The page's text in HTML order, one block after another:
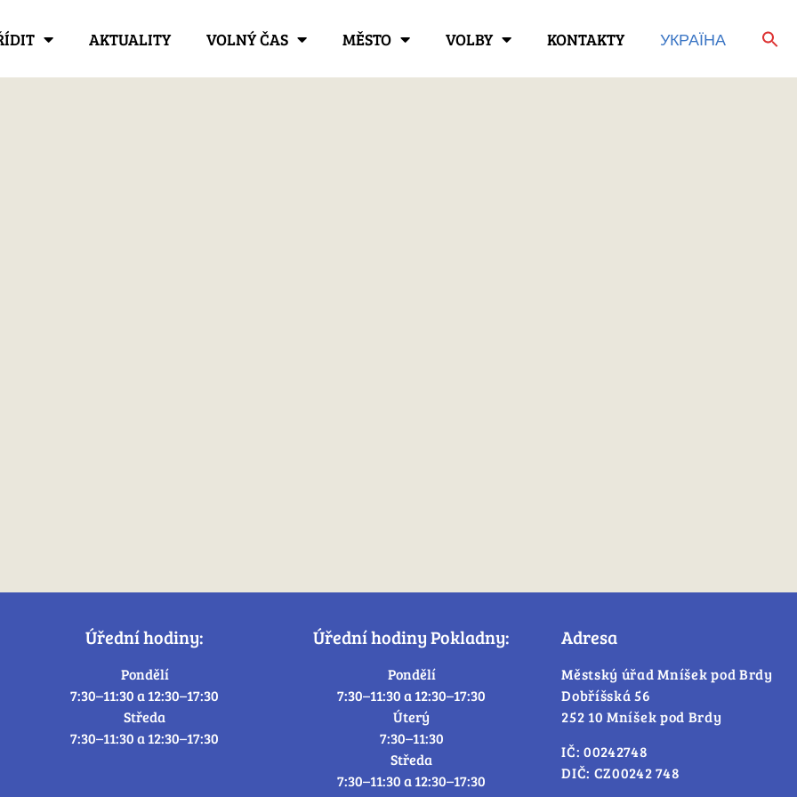
AKTUALITY VOLNÝ ČAS MĚSTO VOLBY KONTAKTY УКРАЇНА
Úřední hodiny:
Pondělí
7:30–11:30 a 12:30–17:30
Středa
7:30–11:30 a 12:30–17:30
Úřední hodiny Pokladny:
Pondělí
7:30–11:30 a 12:30–17:30
Úterý
7:30–11:30
Středa
7:30–11:30 a 12:30–17:30
Adresa
Městský úřad Mníšek pod Brdy
Dobříšská 56
252 10 Mníšek pod Brdy
IČ: 00242748
DIČ: CZ00242 748